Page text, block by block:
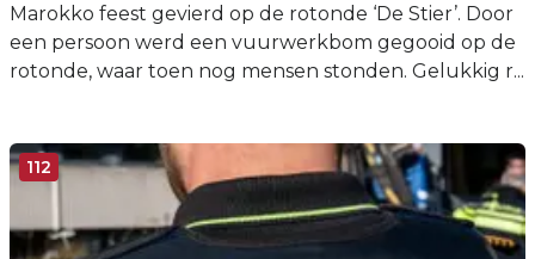
Marokko feest gevierd op de rotonde ‘De Stier’. Door
een persoon werd een vuurwerkbom gegooid op de
rotonde, waar toen nog mensen stonden. Gelukkig r...
112